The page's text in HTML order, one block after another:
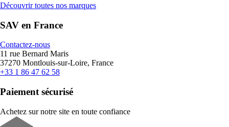
Découvrir toutes nos marques
SAV en France
Contactez-nous
11 rue Bernard Maris
37270 Montlouis-sur-Loire, France
+33 1 86 47 62 58
Paiement sécurisé
Achetez sur notre site en toute confiance